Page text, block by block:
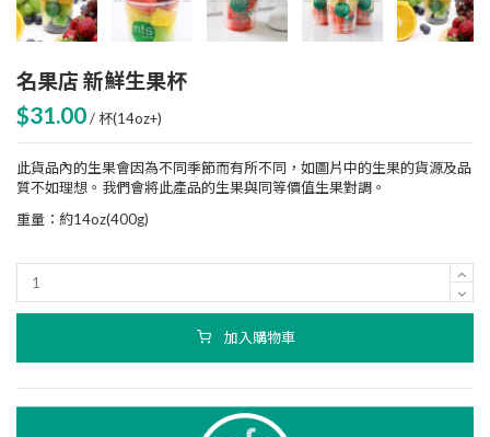
名果店 新鮮生果杯
$31.00/ 杯(14oz+)
此貨品內的生果會因為不同季節而有所不同，如圖片中的生果的貨源及品
質不如理想。我們會將此產品的生果與同等價值生果對調。
重量：約14oz(400g)
加入購物車